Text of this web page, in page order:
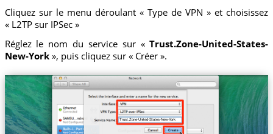
Cliquez sur le menu déroulant « Type de VPN » et choisissez
« L2TP sur IPSec »
Réglez le nom du service sur «Trust.Zone-United-States-
New-York», puis cliquez sur « Créer ».
Trust.Zone-United-States-New-York